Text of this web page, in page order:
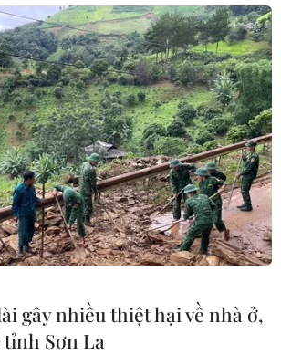
phạt
Năng lượng Nguyên tử Iran Ali
báo Mỹ về "một phản ứng kiên
nếu Mỹ tiếp tục những hành động
thỏa thuận hạt nhân Iran.
gây nhiều thiệt hại về nhà ở,
Sơn La